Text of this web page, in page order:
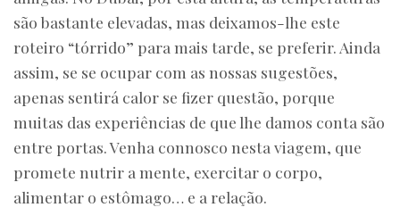
são bastante elevadas, mas deixamos-lhe este
roteiro “tórrido” para mais tarde, se preferir. Ainda
assim, se se ocupar com as nossas sugestões,
apenas sentirá calor se fizer questão, porque
muitas das experiências de que lhe damos conta são
entre portas. Venha connosco nesta viagem, que
promete nutrir a mente, exercitar o corpo,
alimentar o estômago… e a relação.